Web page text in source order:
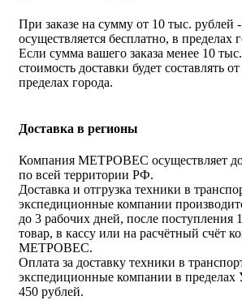
При заказе на сумму от 10 тыс. рублей
осуществляется бесплатно, в пределах
Если сумма вашего заказа менее 10
стоимость доставки будет составлять
пределах города.
Доставка в регионы
Компания МЕТРОВЕС осуществляет
по всей территории РФ.
Доставка и отгрузка техники в
экспедиционные компании
до 3 рабочих дней, после поступления
товар, в кассу или на расчётный счёт
МЕТРОВЕС.
Оплата за доставку техники в
экспедиционные компании в пределах
450 рублей.